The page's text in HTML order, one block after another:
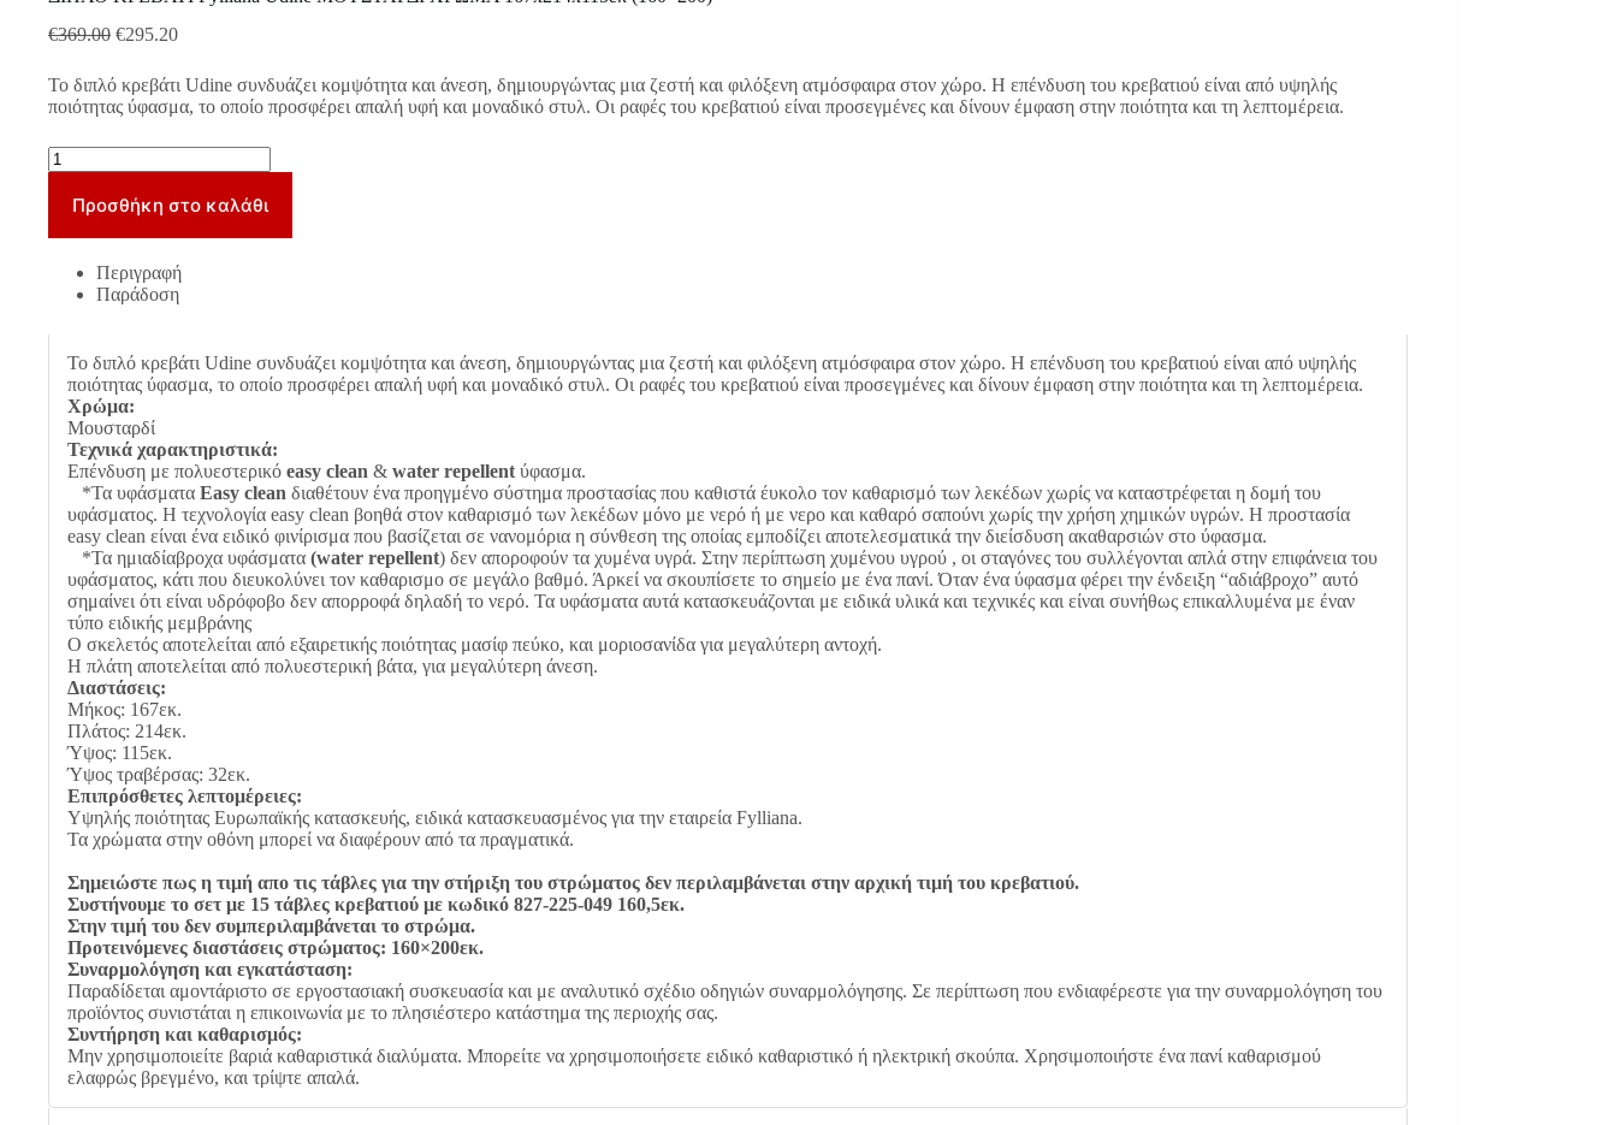
€369.00 Original
€369.00.
€295.20Η
τιμή
είναι:
€295.20.
Το διπλό κρεβάτι Udine συνδυάζει κομψότητα και άνεση, δημιουργώντας μια ζεστή και φιλόξενη ατμόσφαιρα στον χώρο. Η επένδυση του κρεβατιού είναι από υψηλής
ποιότητας ύφασμα, το οποίο προσφέρει απαλή υφή και μοναδικό στυλ. Οι ραφές του κρεβατιού είναι προσεγμένες και δίνουν έμφαση στην ποιότητα και τη λεπτομέρεια.
ΔΙΠΛΟ
ΚΡΕΒΑΤΙ
Fylliana
Udine
ΜΟΥΣΤΑΡΔΙ
167x214x115εκ
(160x200)
Προσθήκη στο καλάθι
Περιγραφή
Παράδοση
Το διπλό κρεβάτι Udine συνδυάζει κομψότητα και άνεση, δημιουργώντας μια ζεστή και φιλόξενη ατμόσφαιρα στον χώρο. Η επένδυση του κρεβατιού είναι από υψηλής
ποιότητας ύφασμα, το οποίο προσφέρει απαλή υφή και μοναδικό στυλ. Οι ραφές του κρεβατιού είναι προσεγμένες και δίνουν έμφαση στην ποιότητα και τη λεπτομέρεια.
Χρώμα:
Μουσταρδί
Τεχνικά χαρακτηριστικά:
Επένδυση με πολυεστερικό easy clean & water repellent ύφασμα.
*Τα υφάσματα Easy clean διαθέτουν ένα προηγμένο σύστημα προστασίας που καθιστά έυκολο τον καθαρισμό των λεκέδων χωρίς να καταστρέφεται η δομή του
υφάσματος. Η τεχνολογία easy clean βοηθά στον καθαρισμό των λεκέδων μόνο με νερό ή με νερο και καθαρό σαπούνι χωρίς την χρήση χημικών υγρών. Η προστασία
easy clean είναι ένα ειδικό φινίρισμα που βασίζεται σε νανομόρια η σύνθεση της οποίας εμποδίζει αποτελεσματικά την διείσδυση ακαθαρσιών στο ύφασμα.
*Τα ημιαδίαβροχα υφάσματα (water repellent) δεν αποροφούν τα χυμένα υγρά. Στην περίπτωση χυμένου υγρού , οι σταγόνες του συλλέγονται απλά στην επιφάνεια του
υφάσματος, κάτι που διευκολύνει τον καθαρισμο σε μεγάλο βαθμό. Άρκεί να σκουπίσετε το σημείο με ένα πανί. Όταν ένα ύφασμα φέρει την ένδειξη “αδιάβροχο” αυτό
σημαίνει ότι είναι υδρόφοβο δεν απορροφά δηλαδή το νερό. Τα υφάσματα αυτά κατασκευάζονται με ειδικά υλικά και τεχνικές και είναι συνήθως επικαλλυμένα με έναν
τύπο ειδικής μεμβράνης
Ο σκελετός αποτελείται από εξαιρετικής ποιότητας μασίφ πεύκο, και μοριοσανίδα για μεγαλύτερη αντοχή.
Η πλάτη αποτελείται από πολυεστερική βάτα, για μεγαλύτερη άνεση.
Διαστάσεις:
Μήκος: 167εκ.
Πλάτος: 214εκ.
Ύψος: 115εκ.
Ύψος τραβέρσας: 32εκ.
Επιπρόσθετες λεπτομέρειες:
Υψηλής ποιότητας Ευρωπαϊκής κατασκευής, ειδικά κατασκευασμένος για την εταιρεία Fylliana.
Τα χρώματα στην οθόνη μπορεί να διαφέρουν από τα πραγματικά.
Σημειώστε πως η τιμή απο τις τάβλες για την στήριξη του στρώματος δεν περιλαμβάνεται στην αρχική τιμή του κρεβατιού.
Συστήνουμε το σετ με 15 τάβλες κρεβατιού με κωδικό 827-225-049 160,5εκ.
Στην τιμή του δεν συμπεριλαμβάνεται το στρώμα.
Προτεινόμενες διαστάσεις στρώματος: 160×200εκ.
Συναρμολόγηση και εγκατάσταση:
Παραδίδεται αμοντάριστο σε εργοστασιακή συσκευασία και με αναλυτικό σχέδιο οδηγιών συναρμολόγησης. Σε περίπτωση που ενδιαφέρεστε για την συναρμολόγηση του
προϊόντος συνιστάται η επικοινωνία με το πλησιέστερο κατάστημα της περιοχής σας.
Συντήρηση και καθαρισμός:
Μην χρησιμοποιείτε βαριά καθαριστικά διαλύματα. Μπορείτε να χρησιμοποιήσετε ειδικό καθαριστικό ή ηλεκτρική σκούπα. Χρησιμοποιήστε ένα πανί καθαρισμού
ελαφρώς βρεγμένο, και τρίψτε απαλά.